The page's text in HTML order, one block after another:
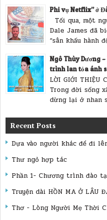
Phi vụ Netflix” ở
Tối qua, một
Dale James đã
“sân khấu hành
Ngô Thùy Dương
trình lan tỏa ánh
LỜI GIỚI THIỆU
Trong đời sống
dừng lại ở nhan
Recent Posts
Dựa vào người khác để đi
Thư ngỏ hợp tác
Phần 1- Chương trình đào
Truyện dài HỒN MA Ở LÂU
Thơ - Lòng Người Mẹ Thời